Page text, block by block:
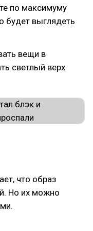
по максимуму
будет выглядеть
вещи в
светлый верх
что образ
Но их можно